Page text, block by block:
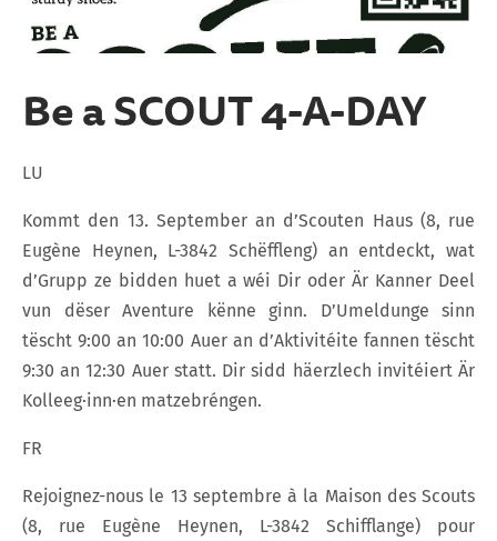
Be a SCOUT 4-A-DAY
LU
Kommt den 13. September an d’Scouten Haus (8, rue
Eugène Heynen, L-3842 Schëffleng) an entdeckt, wat
d’Grupp ze bidden huet a wéi Dir oder Är Kanner Deel
vun dëser Aventure kënne ginn. D’Umeldunge sinn
tëscht 9:00 an 10:00 Auer an d’Aktivitéite fannen tëscht
9:30 an 12:30 Auer statt. Dir sidd häerzlech invitéiert Är
Kolleeg·inn·en matzebréngen.
FR
Rejoignez-nous le 13 septembre à la Maison des Scouts
(8, rue Eugène Heynen, L-3842 Schifflange) pour